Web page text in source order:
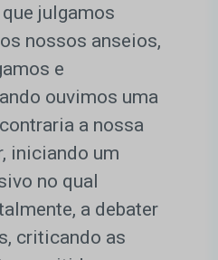
julgamos
nossos anseios,
e
ouvimos uma
a nossa
iniciando um
no qual
a debater
criticando as